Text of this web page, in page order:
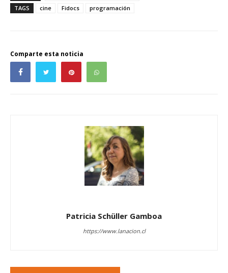
TAGS
cine Fidocs programación
Comparte esta noticia
Patricia Schüller Gamboa
https://www.lanacion.cl